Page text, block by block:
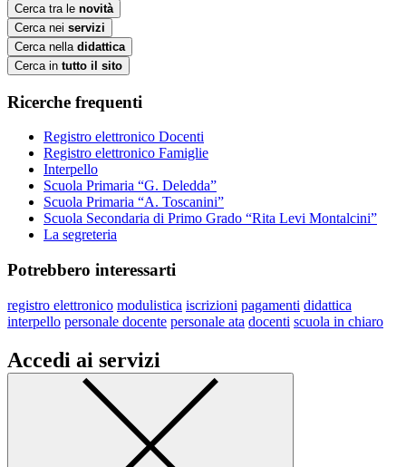
Cerca tra le novità
Cerca nei servizi
Cerca nella didattica
Cerca in tutto il sito
Ricerche frequenti
Registro elettronico Docenti
Registro elettronico Famiglie
Interpello
Scuola Primaria “G. Deledda”
Scuola Primaria “A. Toscanini”
Scuola Secondaria di Primo Grado “Rita Levi Montalcini”
La segreteria
Potrebbero interessarti
registro elettronico modulistica iscrizioni pagamenti didattica
interpello personale docente personale ata docenti scuola in chiaro
Accedi ai servizi